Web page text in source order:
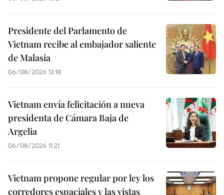
Presidente del Parlamento de
Vietnam recibe al embajador saliente
de Malasia
06/08/2026 13:18
Vietnam envía felicitación a nueva
presidenta de Cámara Baja de
Argelia
06/08/2026 11:21
Vietnam propone regular por ley los
corredores espaciales y las vistas